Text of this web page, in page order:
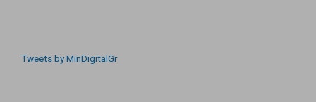
Tweets by MinDigitalGr